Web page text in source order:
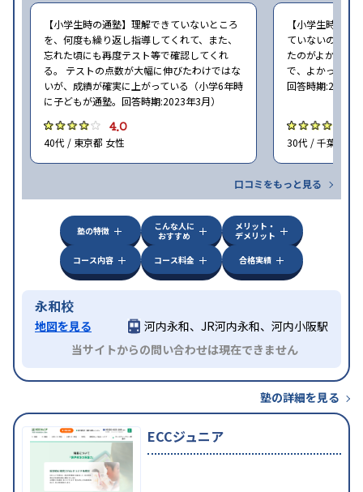
【小学生時の通塾】理解できていないところ
を、何度も繰り返し指導してくれて、また、
忘れた頃にも再度テスト等で確認してくれ
る。 テストの点数が大幅に伸びたわけではな
いが、成績が確実に上がっている（小学6年時
に子どもが通塾。回答時期:2023年3月）
4.0
40代 / 東京都 女性
【小学生時の通
ていないので、
たのがよかった
で、よかった（
回答時期:2023
30代 / 千葉県 女
口コミをもっと見る
塾の特徴
こんな人に
おすすめ
メリット・
デメリット
コース内容
コース料金 合格実績
永和校
地図を見る
河内永和、JR河内永和、河内小阪駅
当サイトからの問い合わせは現在できません
塾の詳細を見る
ECCジュニア